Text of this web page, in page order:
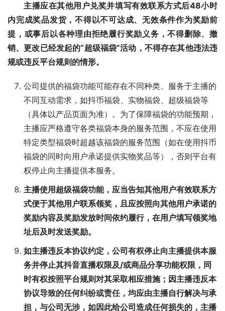
主播应在其他用户兑奖并填写有效联系方式后48小时
内完成奖品发货，不得以不可达成、无效条件作为奖励前
提，或事后以各种理由拒绝履行奖励义务，不得删除、撤
销、更改已经发起的“超级福袋”活动，不得存在其他违法违
规或违反平台规则的情形。
公司提供的福袋功能可能存在不同种类、服务于主播的
不同互动需求，如抖币福袋、实物福袋、超级福袋等
（具体以产品页面为准）。为了保障福袋的功能预期，
主播应严格遵守各类福袋本身的服务范围，不应在使用
特定类型福袋时超越该福袋的服务范围（如在使用抖币
福袋的同时向用户承诺提供实物奖品等），否则平台有
权停止向主播提供本服务。
主播使用超级福袋功能，应当告知其他用户有效联系方
式便于其他用户联系领奖，且应按照向其他用户承诺的
奖励内容及奖励发放时间依约履行，在用户填写领奖地
址后及时发送奖励。
如主播违反本协议约定，公司有权停止向主播提供本服
务并停止其抖音直播权限及/或商品分享功能权限，同
时有权按照平台规则对其采取相应措施；因主播违反本
协议导致的任何纠纷或责任，均应由主播自行解决与承
担，与公司无涉，如因此给公司造成任何损失的，主播